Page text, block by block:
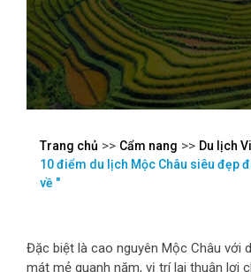
Trang chủ >> Cẩm nang >> Du lịch
10 điểm du lịch Mộc Châu siêu đẹp
về "
Đặc biệt là cao nguyên Mộc Châu với
mát mẻ quanh năm, vị trí lại thuận lợi